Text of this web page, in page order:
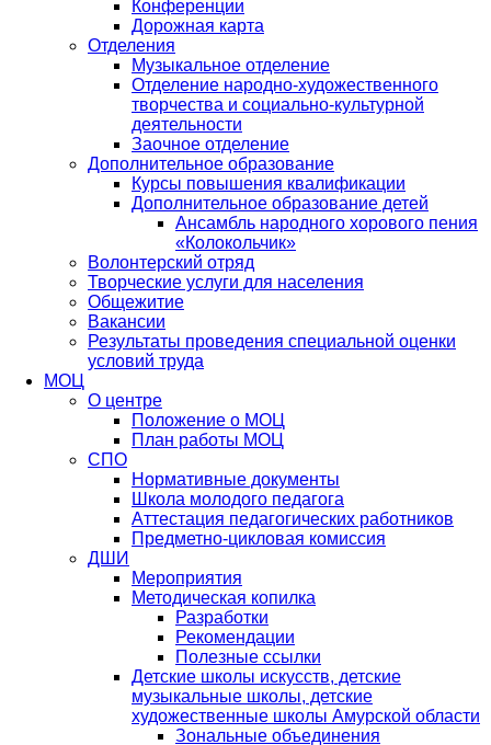
Конференции
Дорожная карта
Отделения
Музыкальное отделение
Отделение народно-художественного
творчества и социально-культурной
деятельности
Заочное отделение
Дополнительное образование
Курсы повышения квалификации
Дополнительное образование детей
Ансамбль народного хорового пения
«Колокольчик»
Волонтерский отряд
Творческие услуги для населения
Общежитие
Вакансии
Результаты проведения специальной оценки
условий труда
МОЦ
О центре
Положение о МОЦ
План работы МОЦ
СПО
Нормативные документы
Школа молодого педагога
Аттестация педагогических работников
Предметно-цикловая комиссия
ДШИ
Мероприятия
Методическая копилка
Разработки
Рекомендации
Полезные ссылки
Детские школы искусств, детские
музыкальные школы, детские
художественные школы Амурской области
Зональные объединения